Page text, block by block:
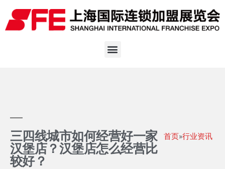
三四线城市如何经营好一家
汉堡店？汉堡店怎么经营比
较好？
首页»行业资讯